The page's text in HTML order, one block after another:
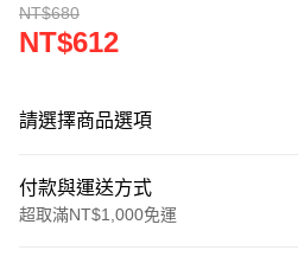
NT$680
NT$612
請選擇商品選項
付款與運送方式
超取滿NT$1,000免運